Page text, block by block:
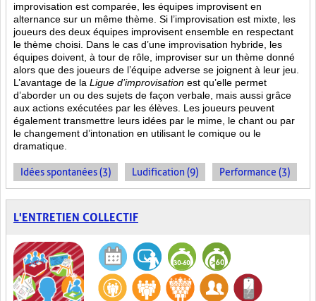
improvisation est comparée, les équipes improvisent en
alternance sur un même thème. Si l’improvisation est mixte, les
joueurs des deux équipes improvisent ensemble en respectant
le thème choisi. Dans le cas d’une improvisation hybride, les
équipes doivent, à tour de rôle, improviser sur un thème donné
alors que des joueurs de l’équipe adverse se joignent à leur jeu.
L’avantage de la Ligue d’improvisation est qu’elle permet
d’aborder un ou des sujets de façon verbale, mais aussi grâce
aux actions exécutées par les élèves. Les joueurs peuvent
également transmettre leurs idées par le mime, le chant ou par
le changement d’intonation en utilisant le comique ou le
dramatique.
Idées spontanées (3) Ludification (9) Performance (3)
L'ENTRETIEN COLLECTIF